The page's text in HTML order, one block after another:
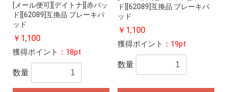
[メール便可][デイトナ][赤パッ
ド][62089]互換品 ブレーキパ
ッド
￥1,100
獲得ポイント ：18pt
数量
ド][62089]互換品 ブレーキパ
ッド
￥1,100
獲得ポイント ：19pt
数量